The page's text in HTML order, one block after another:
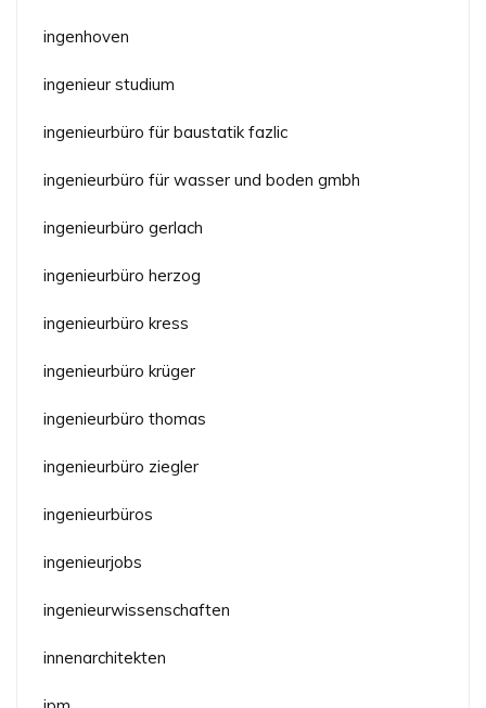
ingenhoven
ingenieur studium
ingenieurbüro für baustatik fazlic
ingenieurbüro für wasser und boden gmbh
ingenieurbüro gerlach
ingenieurbüro herzog
ingenieurbüro kress
ingenieurbüro krüger
ingenieurbüro thomas
ingenieurbüro ziegler
ingenieurbüros
ingenieurjobs
ingenieurwissenschaften
innenarchitekten